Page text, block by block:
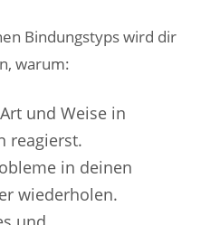
Bindungstyps wird dir
warum:
und Weise in
reagierst.
in deinen
wiederholen.